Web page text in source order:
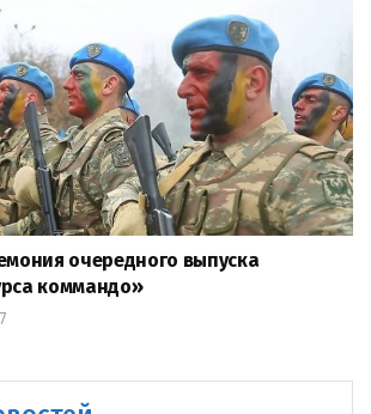
очередного выпуска
коммандо»